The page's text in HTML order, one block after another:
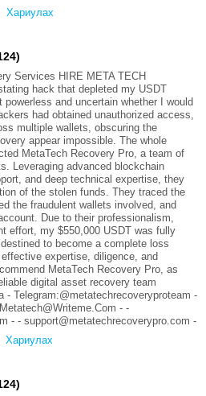
Хариулах
Services HIRE META TECH
hack that depleted my USDT
and uncertain whether I would
had obtained unauthorized access,
multiple wallets, obscuring the
appear impossible. The whole
MetaTech Recovery Pro, a team of
Leveraging advanced blockchain
and deep technical expertise, they
of the stolen funds. They traced the
the fraudulent wallets involved, and
Due to their professionalism,
effort, my $550,000 USDT was fully
to become a complete loss
expertise, diligence, and
MetaTech Recovery Pro, as
digital asset recovery team
- Telegram:@metatechrecoveryproteam -
- -
- - support@metatechrecoverypro.com -
Хариулах